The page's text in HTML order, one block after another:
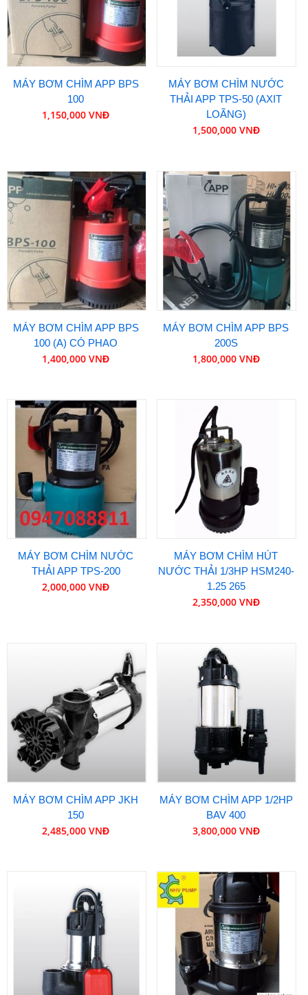
MÁY BƠM CHÌM APP BPS
100
1,150,000 VNĐ
MÁY BƠM CHÌM NƯỚC
THẢI APP TPS-50 (AXIT
LOÃNG)
1,500,000 VNĐ
MÁY BƠM CHÌM APP BPS
100 (A) CÓ PHAO
1,400,000 VNĐ
MÁY BƠM CHÌM APP BPS
200S
1,800,000 VNĐ
MÁY BƠM CHÌM NƯỚC
THẢI APP TPS-200
2,000,000 VNĐ
MÁY BƠM CHÌM HÚT
NƯỚC THẢI 1/3HP HSM240-
1.25 265
2,350,000 VNĐ
MÁY BƠM CHÌM APP JKH
150
2,485,000 VNĐ
MÁY BƠM CHÌM APP 1/2HP
BAV 400
3,800,000 VNĐ